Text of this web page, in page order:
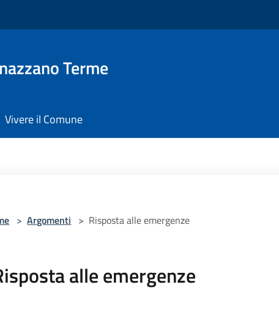
Terme
Vivere il Comune
> Argomenti > Risposta alle emergenze
alle emergenze